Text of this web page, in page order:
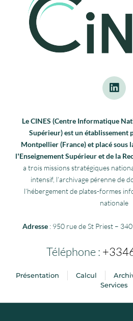
Le CINES (Centre Informatique
Supérieur) est un établissement
Montpellier (France) et placé sous
lʼEnseignement Supérieur et de la
a trois missions stratégiques
intensif, l’archivage pérenne de
l’hébergement de plates-formes
nationale
Adresse : 950 rue de St Priest –
Téléphone :
Présentation Calcul
Services